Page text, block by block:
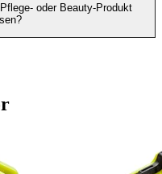
oder Beauty-Produkt